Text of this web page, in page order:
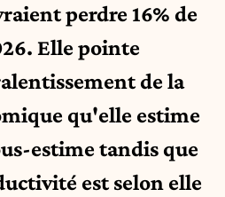
perdre 16% de
Elle pointe
de la
qu'elle estime
estime tandis que
est selon elle